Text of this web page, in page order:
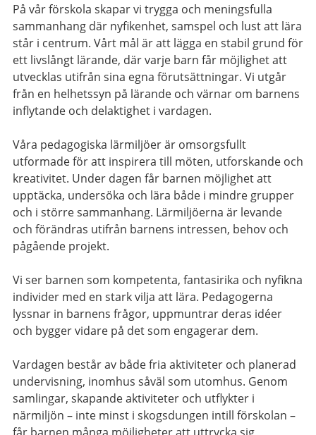
På vår förskola skapar vi trygga och meningsfulla
sammanhang där nyfikenhet, samspel och lust att lära
står i centrum. Vårt mål är att lägga en stabil grund för
ett livslångt lärande, där varje barn får möjlighet att
utvecklas utifrån sina egna förutsättningar. Vi utgår
från en helhetssyn på lärande och värnar om barnens
inflytande och delaktighet i vardagen.
Våra pedagogiska lärmiljöer är omsorgsfullt
utformade för att inspirera till möten, utforskande och
kreativitet. Under dagen får barnen möjlighet att
upptäcka, undersöka och lära både i mindre grupper
och i större sammanhang. Lärmiljöerna är levande
och förändras utifrån barnens intressen, behov och
pågående projekt.
Vi ser barnen som kompetenta, fantasirika och nyfikna
individer med en stark vilja att lära. Pedagogerna
lyssnar in barnens frågor, uppmuntrar deras idéer
och bygger vidare på det som engagerar dem.
Vardagen består av både fria aktiviteter och planerad
undervisning, inomhus såväl som utomhus. Genom
samlingar, skapande aktiviteter och utflykter i
närmiljön – inte minst i skogsdungen intill förskolan –